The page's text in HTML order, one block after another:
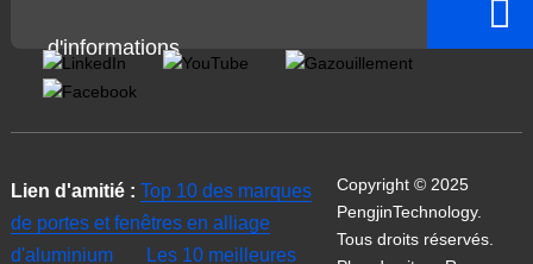
d'informations
Lien d'amitié : Top 10 des marques
de portes et fenêtres en alliage
d'aluminium
Les 10 meilleures
Copyright © 2025
PengjinTechnology.
Tous droits réservés.